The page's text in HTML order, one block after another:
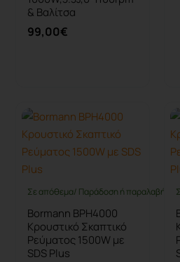
& Βαλίτσα
99,00€
Σε απόθεμα/ Παράδοση ή παραλαβή
Bormann BPH4000
Κρουστικό Σκαπτικό
Ρεύματος 1500W με
SDS Plus